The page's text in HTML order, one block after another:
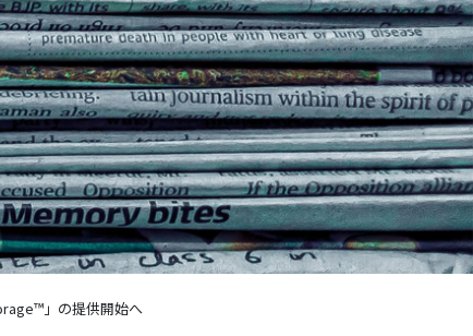
」の提供開始へ